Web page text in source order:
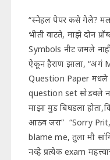
“स्नेहल पेपर कसे गेले?
भीती वाटते, माझे दोन
Symbols नीट जमले
ऐकून हैराण झाला, “अगं
Question Paper मधले
question set सोडवले
माझा मुड बिघडला
आठव जरा” “Sorry Prit,
blame me, तुला मी
नव्हे प्रत्येक exam